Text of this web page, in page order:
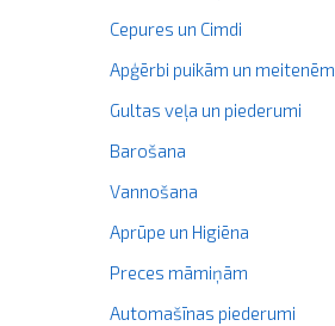
Cepures un Cimdi
Apģērbi puikām un meitenēm
Gultas veļa un piederumi
Barošana
Vannošana
Aprūpe un Higiēna
Preces māmiņām
Automašīnas piederumi